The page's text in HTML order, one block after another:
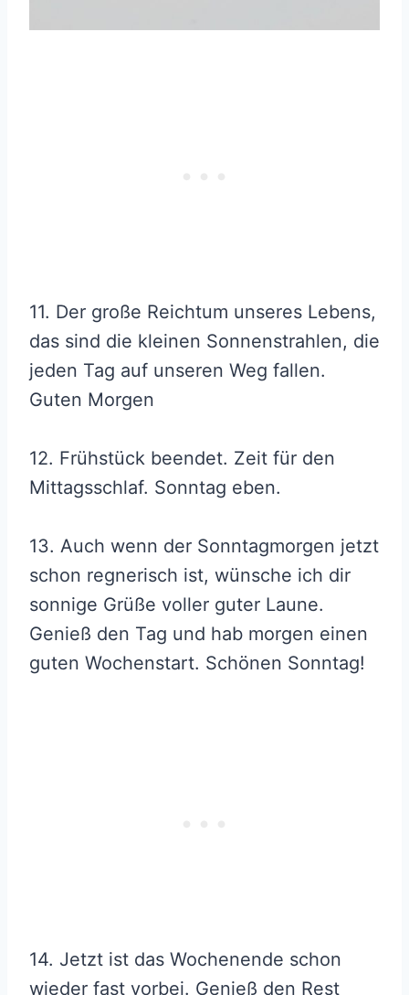
11. Der große Reichtum unseres Lebens,
das sind die kleinen Sonnenstrahlen, die
jeden Tag auf unseren Weg fallen.
Guten Morgen
12. Frühstück beendet. Zeit für den
Mittagsschlaf. Sonntag eben.
13. Auch wenn der Sonntagmorgen jetzt
schon regnerisch ist, wünsche ich dir
sonnige Grüße voller guter Laune.
Genieß den Tag und hab morgen einen
guten Wochenstart. Schönen Sonntag!
14. Jetzt ist das Wochenende schon
wieder fast vorbei. Genieß den Rest